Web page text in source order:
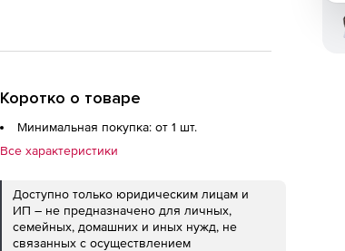
Коротко о товаре
Минимальная покупка: от 1 шт.
Все характеристики
Доступно только юридическим лицам и
ИП – не предназначено для личных,
семейных, домашних и иных нужд, не
связанных с осуществлением